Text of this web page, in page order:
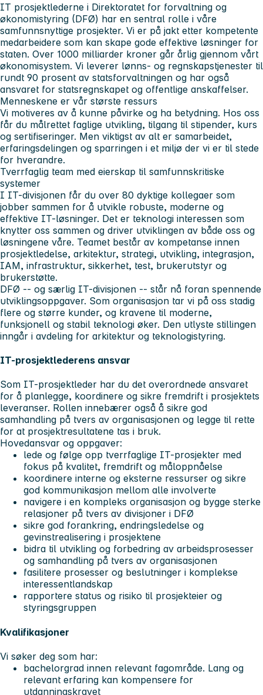
IT prosjektlederne i Direktoratet for forvaltning og
økonomistyring (DFØ) har en sentral rolle i våre
samfunnsnyttige prosjekter. Vi er på jakt etter kompetente
medarbeidere som kan skape gode effektive løsninger for
staten. Over 1000 milliarder kroner går årlig gjennom vårt
økonomisystem. Vi leverer lønns- og regnskapstjenester til
rundt 90 prosent av statsforvaltningen og har også
ansvaret for statsregnskapet og offentlige anskaffelser.
Menneskene er vår største ressurs
Vi motiveres av å kunne påvirke og ha betydning. Hos oss
får du målrettet faglige utvikling, tilgang til stipender, kurs
og sertifiseringer. Men viktigst av alt er samarbeidet,
erfaringsdelingen og sparringen i et miljø der vi er til stede
for hverandre.
Tverrfaglig team med eierskap til samfunnskritiske
systemer
I IT-divisjonen får du over 80 dyktige kollegaer som
jobber sammen for å utvikle robuste, moderne og
effektive IT-løsninger. Det er teknologi interessen som
knytter oss sammen og driver utviklingen av både oss og
løsningene våre. Teamet består av kompetanse innen
prosjektledelse, arkitektur, strategi, utvikling, integrasjon,
IAM, infrastruktur, sikkerhet, test, brukerutstyr og
brukerstøtte.
DFØ -- og særlig IT-divisjonen -- står nå foran spennende
utviklingsoppgaver. Som organisasjon tar vi på oss stadig
flere og større kunder, og kravene til moderne,
funksjonell og stabil teknologi øker. Den utlyste stillingen
inngår i avdeling for arkitektur og teknologistyring.
IT-prosjektlederens ansvar
Som IT-prosjektleder har du det overordnede ansvaret
for å planlegge, koordinere og sikre fremdrift i prosjektets
leveranser. Rollen innebærer også å sikre god
samhandling på tvers av organisasjonen og legge til rette
for at prosjektresultatene tas i bruk.
Hovedansvar og oppgaver:
lede og følge opp tverrfaglige IT-prosjekter med
fokus på kvalitet, fremdrift og måloppnåelse
koordinere interne og eksterne ressurser og sikre
god kommunikasjon mellom alle involverte
navigere i en kompleks organisasjon og bygge sterke
relasjoner på tvers av divisjoner i DFØ
sikre god forankring, endringsledelse og
gevinstrealisering i prosjektene
bidra til utvikling og forbedring av arbeidsprosesser
og samhandling på tvers av organisasjonen
fasilitere prosesser og beslutninger i komplekse
interessentlandskap
rapportere status og risiko til prosjekteier og
styringsgruppen
Kvalifikasjoner
Vi søker deg som har:
bachelorgrad innen relevant fagområde. Lang og
relevant erfaring kan kompensere for
utdanningskravet